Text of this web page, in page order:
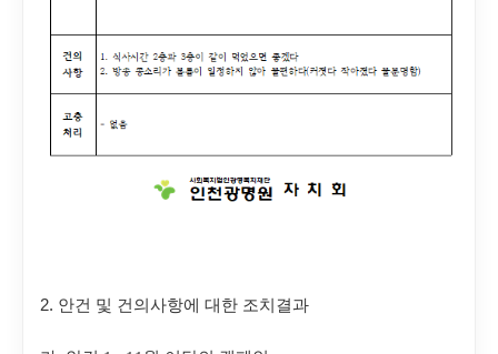
2. 안건 및 건의사항에 대한 조치결과